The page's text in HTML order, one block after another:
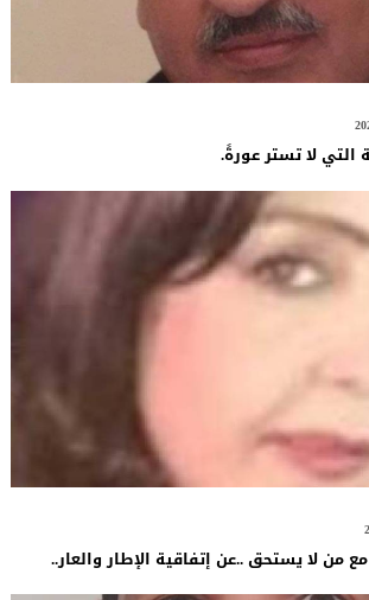
التي لا تستر عورةً.
من لا يستحق ..عن إتفاقية الإطار والعار..